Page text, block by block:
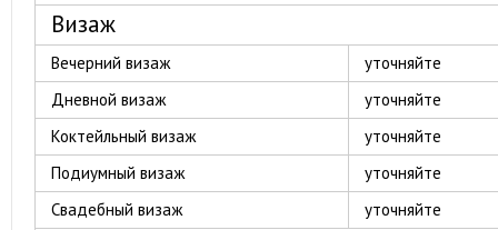
Визаж
Вечерний визаж
уточняйте
Дневной визаж
уточняйте
Коктейльный визаж
уточняйте
Подиумный визаж
уточняйте
Свадебный визаж
уточняйте